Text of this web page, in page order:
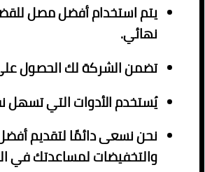
يتم استخدام أفضل مصل
نهائي.
تضمن الشركة لك الحصول
يُستخدم الأدوات التي تسهل
نحن نسعى دائمًا لتقديم
والتخفيضات لمساعدتك في